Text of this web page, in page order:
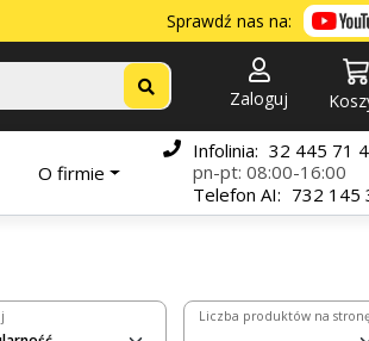
Sprawdź nas na:
Zaloguj
O firmie
Infolinia: 32 445 71
pn-pt: 08:00-16:00
Telefon AI: 732 145
Liczba produktów na